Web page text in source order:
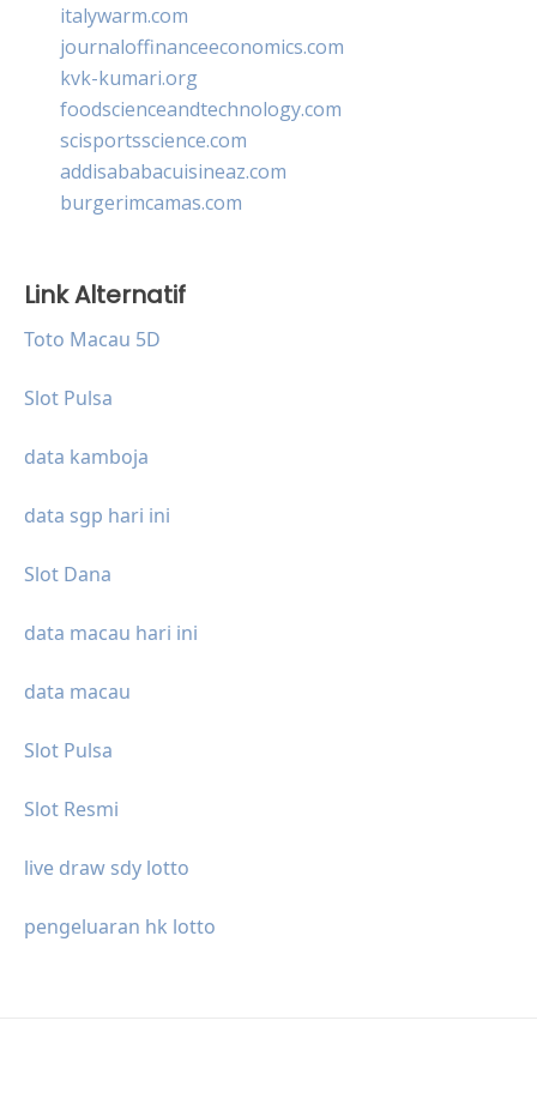
italywarm.com
journaloffinanceeconomics.com
kvk-kumari.org
foodscienceandtechnology.com
scisportsscience.com
addisababacuisineaz.com
burgerimcamas.com
Link Alternatif
Toto Macau 5D
Slot Pulsa
data kamboja
data sgp hari ini
Slot Dana
data macau hari ini
data macau
Slot Pulsa
Slot Resmi
live draw sdy lotto
pengeluaran hk lotto